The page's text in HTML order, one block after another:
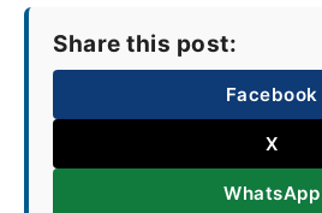
Share this post:
Facebook
X
WhatsApp